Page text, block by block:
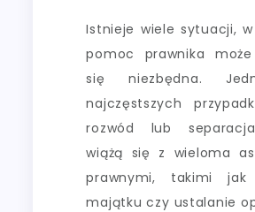
Istnieje wiele sytuacji,
pomoc prawnika
się niezbędna.
najczęstszych
rozwód lub
wiążą się z wieloma
prawnymi, takimi jak
majątku czy ustalanie